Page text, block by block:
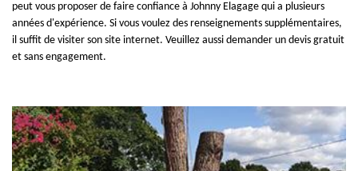
peut vous proposer de faire confiance à Johnny Elagage qui a plusieurs
années d'expérience. Si vous voulez des renseignements supplémentaires,
il suffit de visiter son site internet. Veuillez aussi demander un devis gratuit
et sans engagement.